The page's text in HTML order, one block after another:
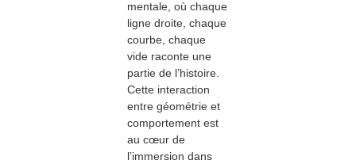
mentale, où chaque
ligne droite, chaque
courbe, chaque
vide raconte une
partie de l’histoire.
Cette interaction
entre géométrie et
comportement est
au cœur de
l’immersion dans